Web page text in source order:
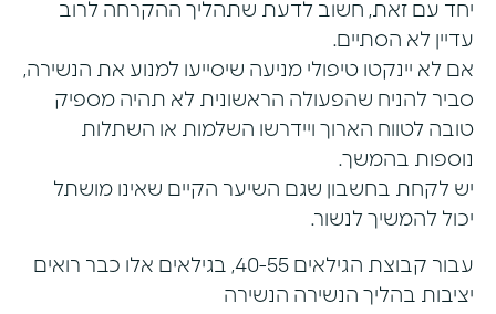
יחד עם זאת, חשוב לדעת שתהליך ההקרחה לרוב
עדיין לא הסתיים.
אם לא יינקטו טיפולי מניעה שיסייעו למנוע את הנשירה,
סביר להניח שהפעולה הראשונית לא תהיה מספיק
טובה לטווח הארוך ויידרשו השלמות או השתלות
נוספות בהמשך.
יש לקחת בחשבון שגם השיער הקיים שאינו מושתל
יכול להמשיך לנשור.
עבור קבוצת הגילאים 40-55, בגילאים אלו כבר רואים
יציבות בהליך הנשירה הנשירה